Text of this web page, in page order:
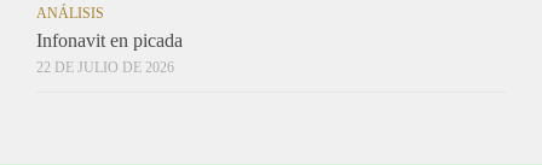
ANÁLISIS
Infonavit en picada
22 DE JULIO DE 2026